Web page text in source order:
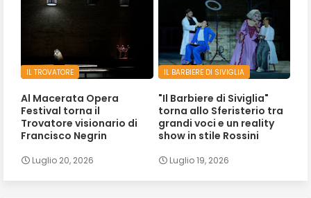
IL TROVATORE
Al Macerata Opera
Festival torna il
Trovatore visionario di
Francisco Negrin
Luglio 20, 2026
IL BARBIERE DI SIVIGLIA
"Il Barbiere di Siviglia"
torna allo Sferisterio tra
grandi voci e un reality
show in stile Rossini
Luglio 19, 2026